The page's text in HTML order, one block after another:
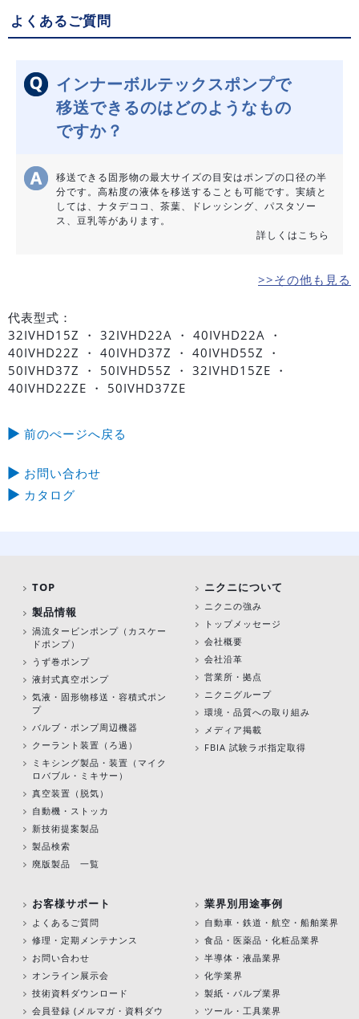
よくあるご質問
インナーボルテックスポンプで
移送できるのはどのようなもの
ですか？
移送できる固形物の最大サイズの目安はポンプの口径の半
分です。高粘度の液体を移送することも可能です。実績と
しては、ナタデココ、茶葉、ドレッシング、パスタソー
ス、豆乳等があります。
詳しくはこちら
>>その他も見る
代表型式：
32IVHD15Z ・ 32IVHD22A ・ 40IVHD22A ・
40IVHD22Z ・ 40IVHD37Z ・ 40IVHD55Z ・
50IVHD37Z ・ 50IVHD55Z ・ 32IVHD15ZE ・
40IVHD22ZE ・ 50IVHD37ZE
前のぺージへ戻る
お問い合わせ
カタログ
TOP
製品情報
渦流タービンポンプ （カスケー
ドポンプ）
うず巻ポンプ
液封式真空ポンプ
気液・固形物移送・容積式ポン
プ
バルブ・ポンプ周辺機器
クーラント装置（ろ過）
ミキシング製品・装置（マイク
ロバブル・ミキサー）
真空装置（脱気）
自動機・ストッカ
新技術提案製品
製品検索
廃版製品 一覧
ニクニについて
ニクニの強み
トップメッセージ
会社概要
会社沿革
営業所・拠点
ニクニグループ
環境・品質への取り組み
メディア掲載
FBIA 試験ラボ指定取得
お客様サポート
よくあるご質問
修理・定期メンテナンス
お問い合わせ
オンライン展示会
技術資料ダウンロード
会員登録 (メルマガ・資料ダウ
業界別用途事例
自動車・鉄道・航空・船舶業界
食品・医薬品・化粧品業界
半導体・液晶業界
化学業界
製紙・パルプ業界
ツール・工具業界